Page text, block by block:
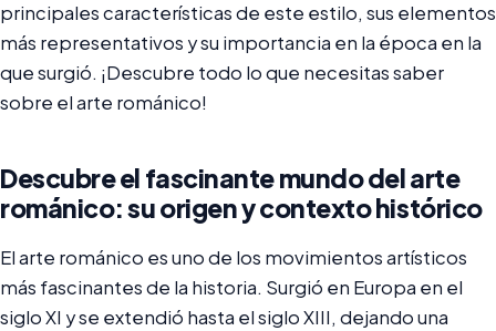
principales características de este estilo, sus elementos
más representativos y su importancia en la época en la
que surgió. ¡Descubre todo lo que necesitas saber
sobre el arte románico!
Descubre el fascinante mundo del arte
románico: su origen y contexto histórico
El arte románico es uno de los movimientos artísticos
más fascinantes de la historia. Surgió en Europa en el
siglo XI y se extendió hasta el siglo XIII, dejando una